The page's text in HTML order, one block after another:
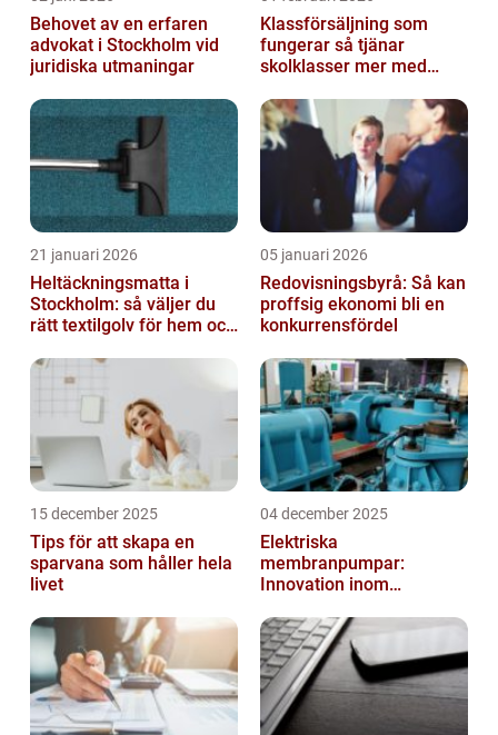
Behovet av en erfaren
advokat i Stockholm vid
juridiska utmaningar
Klassförsäljning som
fungerar så tjänar
skolklasser mer med
21 januari 2026
Heltäckningsmatta i
Stockholm: så väljer du
rätt textilgolv för hem och
05 januari 2026
Redovisningsbyrå: Så kan
proffsig ekonomi bli en
konkurrensfördel
15 december 2025
Tips för att skapa en
sparvana som håller hela
livet
04 december 2025
Elektriska
membranpumpar:
Innovation inom